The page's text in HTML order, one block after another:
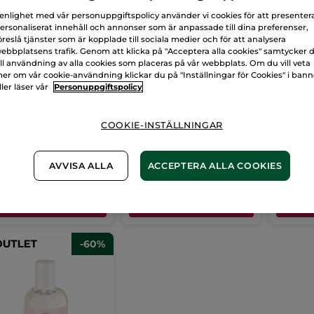
de Toilette -
d'Été, Monoi,
Kr 399,00 Kr
Lystergivande 35-
dagars kur - Anti-Âge
Global
400,00 Kr 999,00 Kr
Eau
män -
-60%
med vår personuppgiftspolicy använder vi cookies för att
innehåll och annonser som är anpassade till dina preferenser,
tjänster som är kopplade till sociala medier och för att analysera
trafik. Genom att klicka på "Acceptera alla cookies" samtycker
användning av alla cookies som placeras på vår webbplats. Om du vill veta
om vår cookie-användning klickar du på "Inställningar för Cookies" i
läser vår
Personuppgiftspolicy
COOKIE-INSTÄLLNINGAR
AVVISA ALLA ACCEPTERA ALLA COOKIES